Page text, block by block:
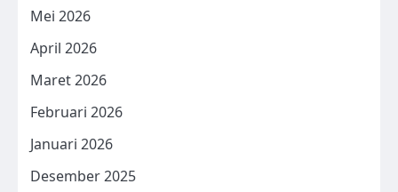
Mei 2026
April 2026
Maret 2026
Februari 2026
Januari 2026
Desember 2025